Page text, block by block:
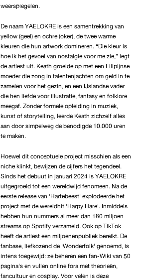
weerspiegelen.
De naam YAELOKRE is een samentrekking van
yellow (geel) en ochre (oker), de twee warme
kleuren die hun artwork domineren. “Die kleur is
hoe ik het gevoel van nostalgie voor me zie,” legt
de artiest uit. Keath groeide op met een Filipijnse
moeder die zong in talentenjachten om geld in te
zamelen voor het gezin, en een IJslandse vader
die hen liefde voor illustratie, fantasy en folklore
meegaf. Zonder formele opleiding in muziek,
kunst of storytelling, leerde Keath zichzelf alles
aan door simpelweg de benodigde 10.000 uren
te maken.
Hoewel dit conceptuele project misschien als een
niche klinkt, bewijzen de cijfers het tegendeel.
Sinds het debuut in januari 2024 is YAELOKRE
uitgegroeid tot een wereldwijd fenomeen. Na de
eerste release van 'Hartebeest' explodeerde het
project met de wereldhit 'Harpy Hare'. Inmiddels
hebben hun nummers al meer dan 180 miljoen
streams op Spotify verzameld. Ook op TikTok
heeft de artiest een miljoenenpubliek bereikt. De
fanbase, liefkozend de 'Wonderfolk' genoemd, is
intens toegewijd: ze beheren een fan-Wiki van 50
pagina's en vullen online fora met theorieën,
fancultuur en cosplay. Voor velen is deze